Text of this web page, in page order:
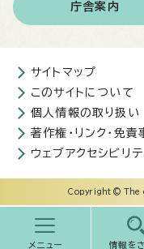
メニュー 情報を
庁舎案内
サイトマップ
このサイトについて
個人情報の取り扱い
著作権・リンク・免責
ウェブアクセシビリ
Copyright © The